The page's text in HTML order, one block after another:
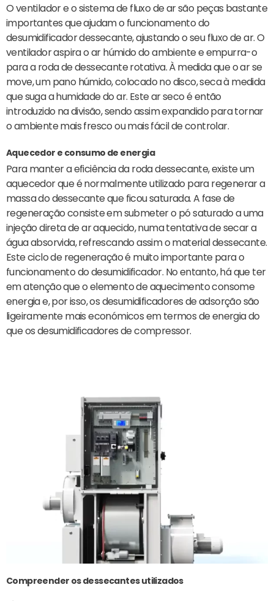
O ventilador e o sistema de fluxo de ar são peças bastante
importantes que ajudam o funcionamento do
desumidificador dessecante, ajustando o seu fluxo de ar. O
ventilador aspira o ar húmido do ambiente e empurra-o
para a roda de dessecante rotativa. À medida que o ar se
move, um pano húmido, colocado no disco, seca à medida
que suga a humidade do ar. Este ar seco é então
introduzido na divisão, sendo assim expandido para tornar
o ambiente mais fresco ou mais fácil de controlar.
Aquecedor e consumo de energia
Para manter a eficiência da roda dessecante, existe um
aquecedor que é normalmente utilizado para regenerar a
massa do dessecante que ficou saturada. A fase de
regeneração consiste em submeter o pó saturado a uma
injeção direta de ar aquecido, numa tentativa de secar a
água absorvida, refrescando assim o material dessecante.
Este ciclo de regeneração é muito importante para o
funcionamento do desumidificador. No entanto, há que ter
em atenção que o elemento de aquecimento consome
energia e, por isso, os desumidificadores de adsorção são
ligeiramente mais económicos em termos de energia do
que os desumidificadores de compressor.
Compreender os dessecantes utilizados